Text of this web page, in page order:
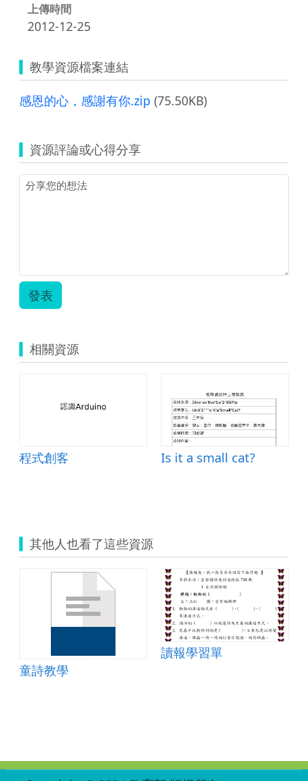
上傳時間
2012-12-25
教學資源檔案連結
感恩的心，感謝有你.zip (75.50KB)
資源評論或心得分享
發表
相關資源
程式創客
Is it a small cat?
其他人也看了這些資源
童詩教學
讀報學習單